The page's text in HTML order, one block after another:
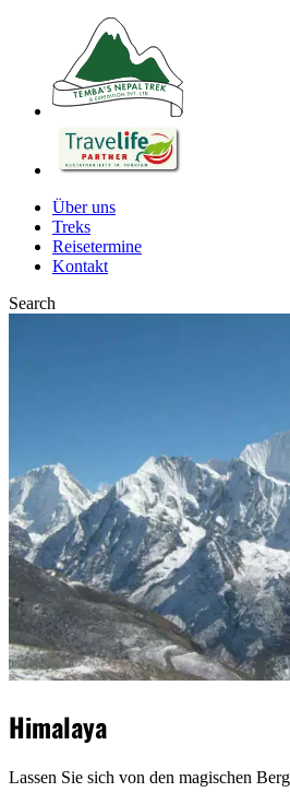
Über uns
Treks
Reisetermine
Kontakt
Search
Himalaya
Lassen Sie sich von den magischen